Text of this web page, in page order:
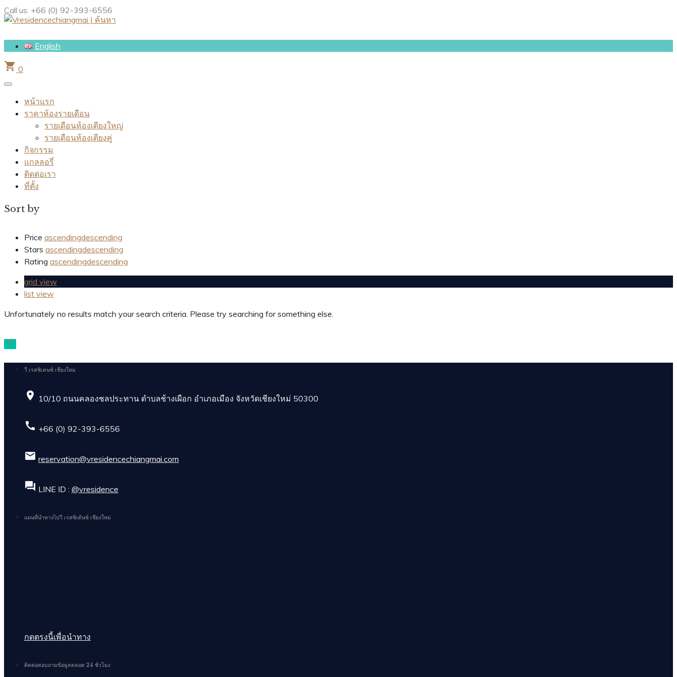
Call us: +66 (0) 92-393-6556
English
shopping_cart 0
หน้าแรก
ราคาห้องรายเดือน
รายเดือนห้องเตียงใหญ่
รายเดือนห้องเตียงคู่
กิจกรรม
แกลลอรี่
ติดต่อเรา
ที่ตั้ง
Sort by
Price ascendingdescending
Stars ascendingdescending
Rating ascendingdescending
grid view
list view
Unfortunately no results match your search criteria. Please try searching for something else.

วี เรสซิเดนซ์ เชียงใหม่
place 10/10 ถนนคลองชลประทาน ตำบลช้างเผือก อำเภอเมือง จังหวัดเชียงใหม่ 50300
call +66 (0) 92-393-6556
email reservation@vresidencechiangmai.com
forum LINE ID : @vresidence
แผนที่นำทางไปวี เรสซิเด้นซ์ เชียงใหม่
กดตรงนี้เพื่อนำทาง
ติดต่อสอบถามข้อมูลตลอด 24 ชั่วโมง